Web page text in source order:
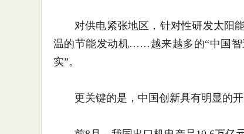
对供电紧张地区，针对性研发太阳能
温的节能发动机……越来越多的“中国智
实”。
更关键的是，中国创新具有明显的开